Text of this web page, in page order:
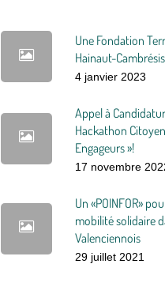
Une Fondation
Hainaut-Cambrésis
4 janvier 2023
Appel à
Hackathon
Engageurs »!
17 novembre
Un «POINFOR»
mobilité solidaire
Valenciennois
29 juillet 2021